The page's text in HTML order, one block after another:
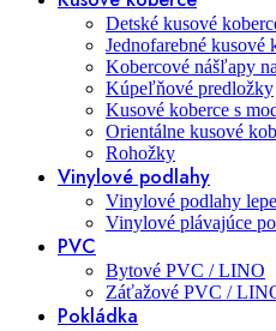
Detské kusové
Jednofarebné kusové
Kobercové nášľapy
Kúpeľňové predložky
Kusové koberce s
Orientálne kusové
Rohožky
Vinylové podlahy
Vinylové podlahy
Vinylové plávajúce
PVC
Bytové PVC / LINO
Záťažové PVC /
Pokládka